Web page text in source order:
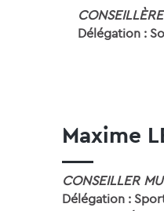
Délégation :
Maxime
CONSEILLER
Délégation :